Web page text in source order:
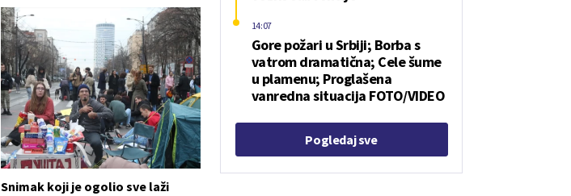
Snimak koji je ogolio sve laži
Gore požari u Srbiji; Borba s
vatrom dramatična; Cele šume
u plamenu; Proglašena
vanredna situacija FOTO/VIDEO
14:07
Pogledaj sve